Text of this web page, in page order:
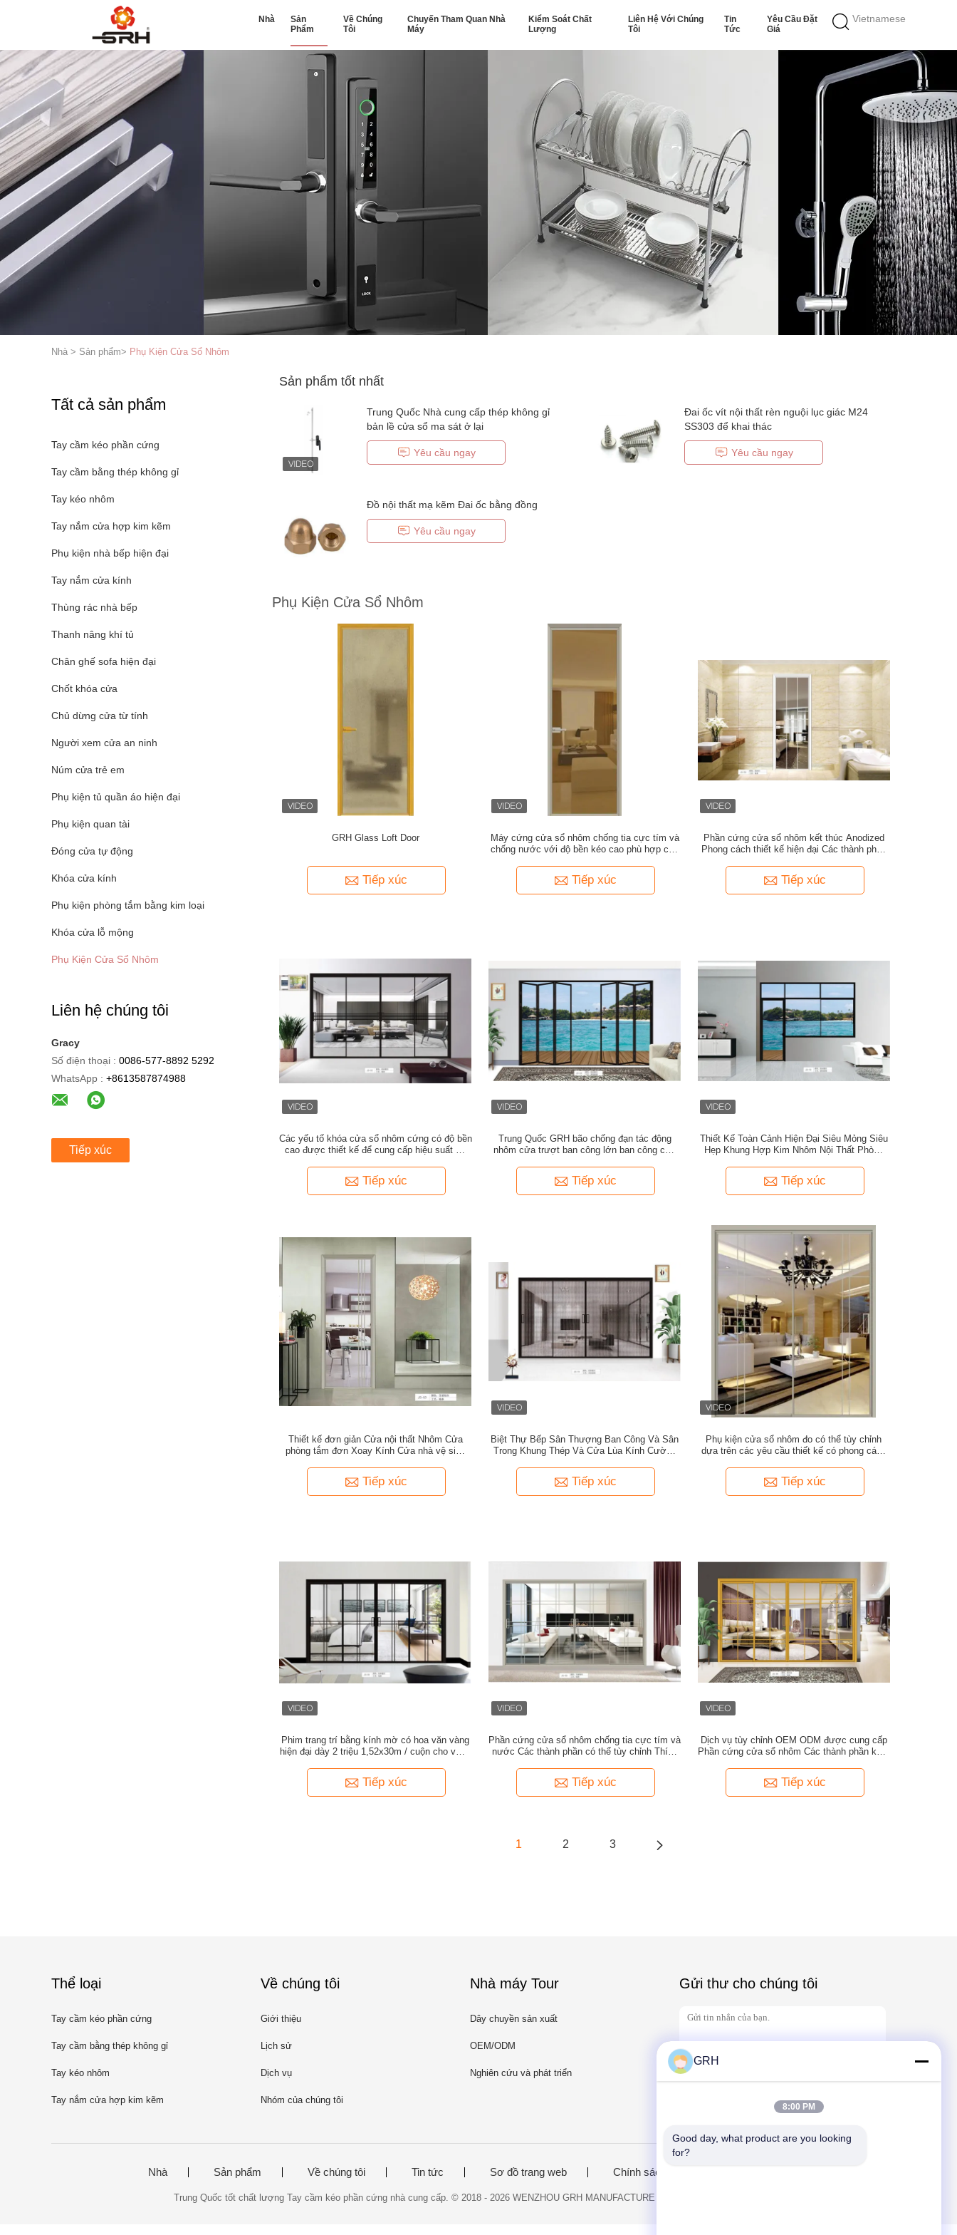
Vietnamese
Nhà
Sản
Phẩm
Về Chúng
Tôi
Chuyến Tham Quan Nhà
Máy
Kiểm Soát Chất
Lượng
Liên Hệ Với Chúng
Tôi
Tin
Tức
Yêu Cầu Đặt
Giá
Nhà > Sản phẩm> Phụ Kiện Cửa Sổ Nhôm
Tất cả sản phẩm
Tay cầm kéo phần cứng
Tay cầm bằng thép không gỉ
Tay kéo nhôm
Tay nắm cửa hợp kim kẽm
Phụ kiện nhà bếp hiện đại
Tay nắm cửa kính
Thùng rác nhà bếp
Thanh nâng khí tủ
Chân ghế sofa hiện đại
Chốt khóa cửa
Chủ dừng cửa từ tính
Người xem cửa an ninh
Núm cửa trẻ em
Phụ kiện tủ quần áo hiện đại
Phụ kiện quan tài
Đóng cửa tự động
Khóa cửa kính
Phụ kiện phòng tắm bằng kim loại
Khóa cửa lỗ mộng
Phụ Kiện Cửa Sổ Nhôm
Liên hệ chúng tôi
Gracy
Số điện thoại : 0086-577-8892 5292
WhatsApp : +8613587874988
Tiếp xúc
Sản phẩm tốt nhất
Trung Quốc Nhà cung cấp thép không gỉ
bản lề cửa sổ ma sát ở lại
Yêu cầu ngay
Đai ốc vít nội thất rèn nguội lục giác M24
SS303 để khai thác
Yêu cầu ngay
Đồ nội thất mạ kẽm Đai ốc bằng đồng
Yêu cầu ngay
Phụ Kiện Cửa Sổ Nhôm
GRH Glass Loft Door
Tiếp xúc
Máy cứng cửa sổ nhôm chống tia cực tím và
chống nước với độ bền kéo cao phù hợp cho
Tiếp xúc
Phần cứng cửa sổ nhôm kết thúc Anodized
Phong cách thiết kế hiện đại Các thành phần
Tiếp xúc
Các yếu tố khóa cửa sổ nhôm cứng có độ bền
cao được thiết kế để cung cấp hiệu suất an
Tiếp xúc
Trung Quốc GRH bão chống đạn tác động
nhôm cửa trượt ban công lớn ban công cửa
Tiếp xúc
Thiết Kế Toàn Cảnh Hiện Đại Siêu Mỏng Siêu
Hẹp Khung Hợp Kim Nhôm Nội Thất Phòng
Vườn
Tiếp xúc
Thiết kế đơn giản Cửa nội thất Nhôm Cửa
phòng tắm đơn Xoay Kính Cửa nhà vệ sinh
Tiếp xúc
Biệt Thự Bếp Sân Thượng Ban Công Và Sân
Trong Khung Thép Và Cửa Lùa Kính Cường
Tiếp xúc
Phụ kiện cửa sổ nhôm đo có thể tùy chỉnh
dựa trên các yêu cầu thiết kế có phong cách
thương mại
Tiếp xúc
Phim trang trí bằng kính mờ có hoa văn vàng
hiện đại dày 2 triệu 1,52x30m / cuộn cho vách
Tiếp xúc
Phần cứng cửa sổ nhôm chống tia cực tím và
nước Các thành phần có thể tùy chỉnh Thích
Tiếp xúc
Dịch vụ tùy chỉnh OEM ODM được cung cấp
Phần cứng cửa sổ nhôm Các thành phần kích
mại và dân dụng
Tiếp xúc
1 2 3
Thể loại
Tay cầm kéo phần cứng
Tay cầm bằng thép không gỉ
Tay kéo nhôm
Tay nắm cửa hợp kim kẽm
Về chúng tôi
Giới thiệu
Lịch sử
Dịch vụ
Nhóm của chúng tôi
Nhà máy Tour
Dây chuyền sản xuất
OEM/ODM
Nghiên cứu và phát triển
Gửi thư cho chúng tôi
Nhà Sản phẩm Về chúng tôi Tin tức Sơ đồ trang web Chính sách bảo mật
Trung Quốc tốt chất lượng Tay cầm kéo phần cứng nhà cung cấp. © 2018 - 2026 WENZHOU GRH MANUFACTURE CO.,LTD. All Rights Reserved.
GRH
8:00 PM
Good day, what product are you looking
for?